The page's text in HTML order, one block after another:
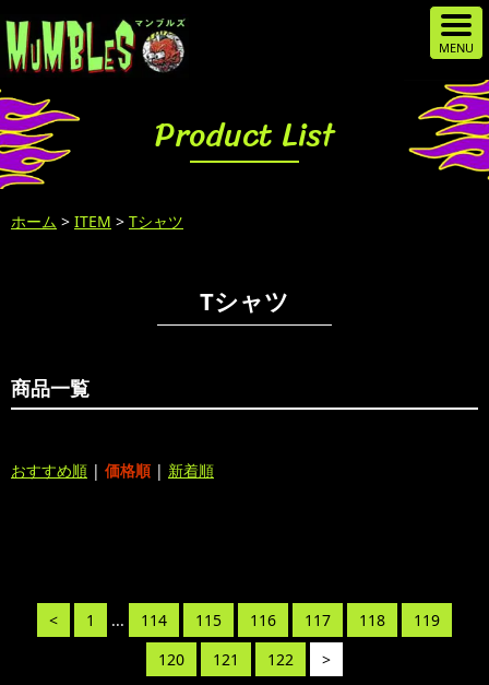
Product List
ホーム > ITEM > Tシャツ
Tシャツ
商品一覧
おすすめ順 | 価格順 | 新着順
< 1 ... 114 115 116 117 118
119
120
121 122 >